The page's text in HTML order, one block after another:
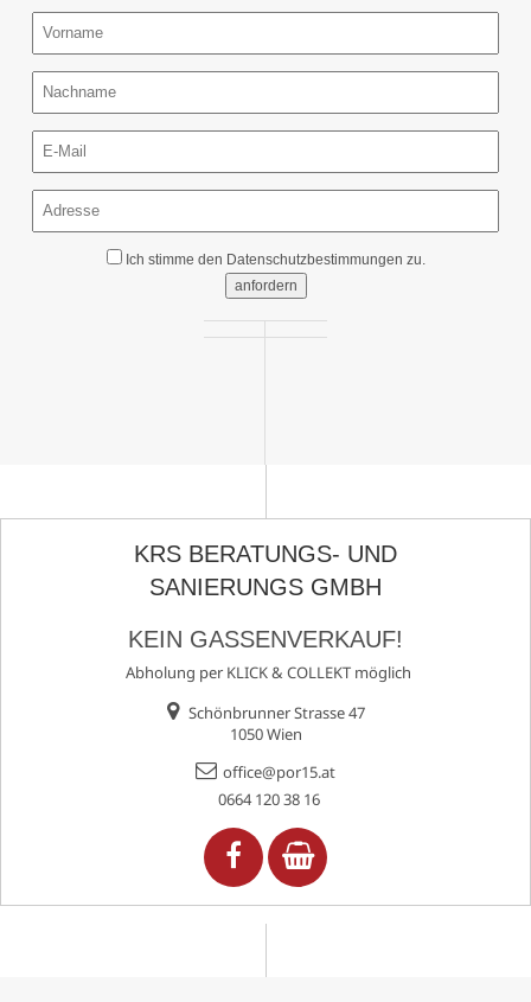
Ich stimme den Datenschutzbestimmungen zu.
anfordern
KRS BERATUNGS- UND
SANIERUNGS GMBH
KEIN GASSENVERKAUF!
Abholung per KLICK & COLLEKT möglich
Schönbrunner Strasse 47
1050 Wien
office@por15.at
0664 120 38 16